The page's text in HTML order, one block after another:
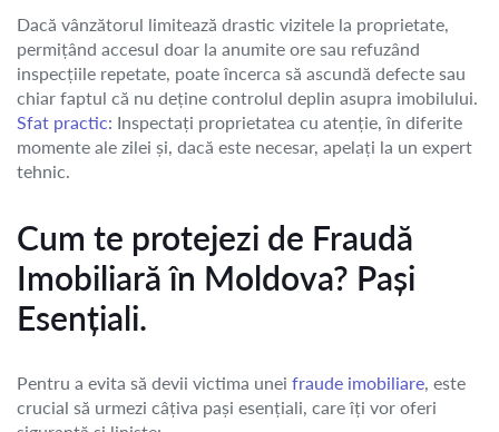
Dacă vânzătorul limitează drastic vizitele la proprietate,
permițând accesul doar la anumite ore sau refuzând
inspecțiile repetate, poate încerca să ascundă defecte sau
chiar faptul că nu deține controlul deplin asupra imobilului.
Sfat practic: Inspectați proprietatea cu atenție, în diferite
momente ale zilei și, dacă este necesar, apelați la un expert
tehnic.
Cum te protejezi de Fraudă
Imobiliară în Moldova? Pași
Esențiali.
Pentru a evita să devii victima unei fraude imobiliare, este
crucial să urmezi câțiva pași esențiali, care îți vor oferi